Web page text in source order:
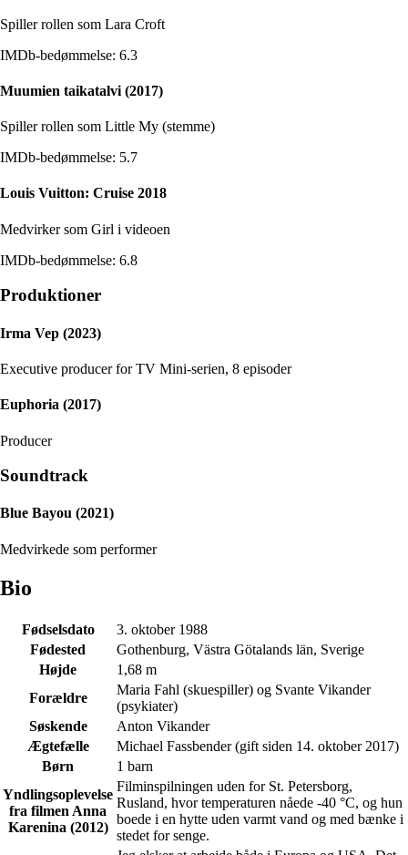
Spiller rollen som Lara Croft
IMDb-bedømmelse: 6.3
Muumien taikatalvi (2017)
Spiller rollen som Little My (stemme)
IMDb-bedømmelse: 5.7
Louis Vuitton: Cruise 2018
Medvirker som Girl i videoen
IMDb-bedømmelse: 6.8
Produktioner
Irma Vep (2023)
Executive producer for TV Mini-serien, 8 episoder
Euphoria (2017)
Producer
Soundtrack
Blue Bayou (2021)
Medvirkede som performer
Bio
Fødselsdato
3. oktober 1988
Fødested
Gothenburg, Västra Götalands län, Sverige
Højde
1,68 m
Forældre
Maria Fahl (skuespiller) og Svante Vikander
(psykiater)
Søskende
Anton Vikander
Ægtefælle
Michael Fassbender (gift siden 14. oktober 2017)
Børn
1 barn
Yndlingsoplevelse
fra filmen Anna
Karenina (2012)
Filminspilningen uden for St. Petersborg,
Rusland, hvor temperaturen nåede -40 °C, og hun
boede i en hytte uden varmt vand og med bænke i
stedet for senge.